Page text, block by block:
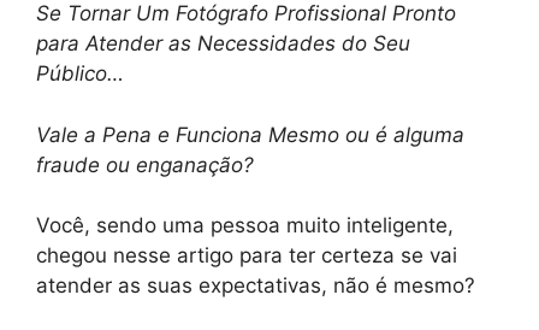
Se Tornar Um Fotógrafo Profissional Pronto
para Atender as Necessidades do Seu
Público…
Vale a Pena e Funciona Mesmo ou é alguma
fraude ou enganação?
Você, sendo uma pessoa muito inteligente,
chegou nesse artigo para ter certeza se vai
atender as suas expectativas, não é mesmo?